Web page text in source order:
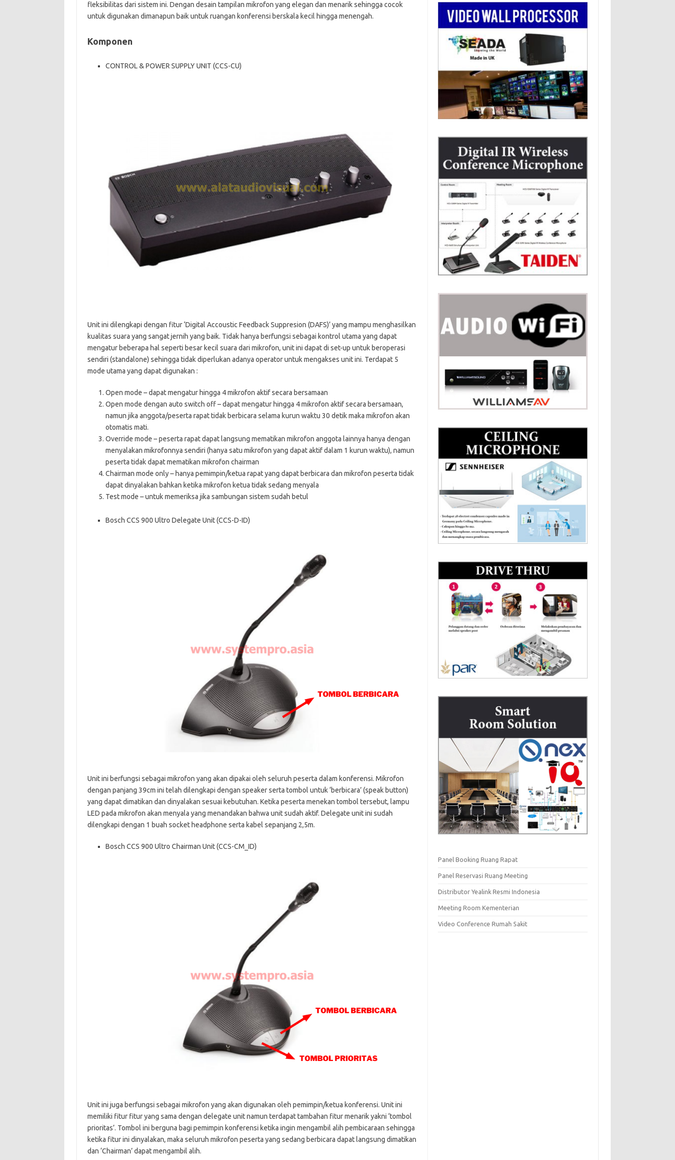
fleksibilitas dari sistem ini. Dengan desain tampilan mikrofon yang elegan dan menarik sehingga cocok
untuk digunakan dimanapun baik untuk ruangan konferensi berskala kecil hingga menengah.
Komponen
CONTROL & POWER SUPPLY UNIT (CCS-CU)
Unit ini dilengkapi dengan fitur ‘Digital Accoustic Feedback Suppresion (DAFS)’ yang mampu menghasilkan
kualitas suara yang sangat jernih yang baik. Tidak hanya berfungsi sebagai kontrol utama yang dapat
mengatur beberapa hal seperti besar kecil suara dari mikrofon, unit ini dapat di set-up untuk beroperasi
sendiri (standalone) sehingga tidak diperlukan adanya operator untuk mengakses unit ini. Terdapat 5
mode utama yang dapat digunakan :
Open mode – dapat mengatur hingga 4 mikrofon aktif secara bersamaan
Open mode dengan auto switch off – dapat mengatur hingga 4 mikrofon aktif secara bersamaan,
namun jika anggota/peserta rapat tidak berbicara selama kurun waktu 30 detik maka mikrofon akan
otomatis mati.
Override mode – peserta rapat dapat langsung mematikan mikrofon anggota lainnya hanya dengan
menyalakan mikrofonnya sendiri (hanya satu mikrofon yang dapat aktif dalam 1 kurun waktu), namun
peserta tidak dapat mematikan mikrofon chairman
Chairman mode only – hanya pemimpin/ketua rapat yang dapat berbicara dan mikrofon peserta tidak
dapat dinyalakan bahkan ketika mikrofon ketua tidak sedang menyala
Test mode – untuk memeriksa jika sambungan sistem sudah betul
Bosch CCS 900 Ultro Delegate Unit (CCS-D-ID)
Unit ini berfungsi sebagai mikrofon yang akan dipakai oleh seluruh peserta dalam konferensi. Mikrofon
dengan panjang 39cm ini telah dilengkapi dengan speaker serta tombol untuk ‘berbicara’ (speak button)
yang dapat dimatikan dan dinyalakan sesuai kebutuhan. Ketika peserta menekan tombol tersebut, lampu
LED pada mikrofon akan menyala yang menandakan bahwa unit sudah aktif. Delegate unit ini sudah
dilengkapi dengan 1 buah socket headphone serta kabel sepanjang 2,5m.
Bosch CCS 900 Ultro Chairman Unit (CCS-CM_ID)
Unit ini juga berfungsi sebagai mikrofon yang akan digunakan oleh pemimpin/ketua konferensi. Unit ini
memiliki fitur fitur yang sama dengan delegate unit namun terdapat tambahan fitur menarik yakni ‘tombol
prioritas’. Tombol ini berguna bagi pemimpin konferensi ketika ingin mengambil alih pembicaraan sehingga
ketika fitur ini dinyalakan, maka seluruh mikrofon peserta yang sedang berbicara dapat langsung dimatikan
dan ‘Chairman’ dapat mengambil alih.
Panel Booking Ruang Rapat
Panel Reservasi Ruang Meeting
Distributor Yealink Resmi Indonesia
Meeting Room Kementerian
Video Conference Rumah Sakit